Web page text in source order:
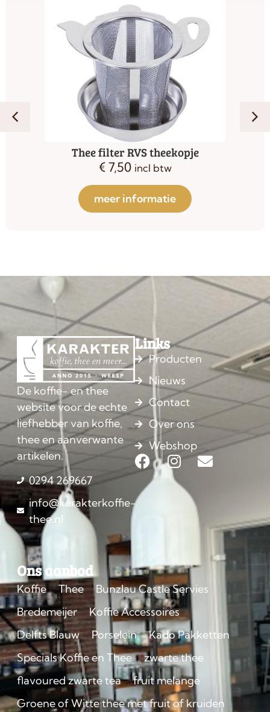
Thee filter RVS theekopje
€7,50 incl btw
meer informatie
De koffie- en thee
website voor de echte
liefhebber van koffie,
thee en aanverwante
artikelen.
0294 269667
info@karakterkoffie-
thee.nl
Links
Producten
Nieuws
Contact
Over ons
Webshop
Ons aanbod
Koffie Thee
Bunzlau Castle Servies
Bredemeijer
Koffie Accessoires
Delfts Blauw
Porselein
Kado Pakketten
Specials Koffie en Thee
zwarte thee
flavoured zwarte tea
fruit melange
Groene of Witte thee met fruit of kruiden